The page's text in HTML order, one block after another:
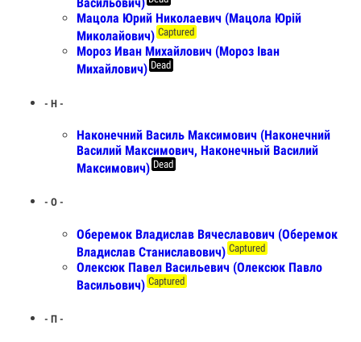
Мацола Юрий Николаевич (Мацола Юрій
Миколайович) Captured
Мороз Иван Михайлович (Мороз Іван
Михайлович) Dead
- Н -
Наконечний Василь Максимович (Наконечний
Василий Максимович, Наконечный Василий
Максимович) Dead
- О -
Оберемок Владислав Вячеславович (Оберемок
Владислав Станиславович) Captured
Олексюк Павел Васильевич (Олексюк Павло
Васильович) Captured
- П -